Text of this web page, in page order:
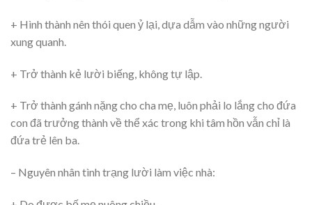
+ Hình thành nên thói quen ỷ lại, dựa dẫm vào những người
xung quanh.
+ Trở thành kẻ lười biếng, không tự lập.
+ Trở thành gánh nặng cho cha mẹ, luôn phải lo lắng cho đứa
con đã trưởng thành về thể xác trong khi tâm hồn vẫn chỉ là
đứa trẻ lên ba.
– Nguyên nhân tình trạng lười làm việc nhà: